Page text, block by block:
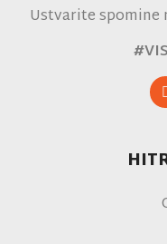
Ustvarite spomine